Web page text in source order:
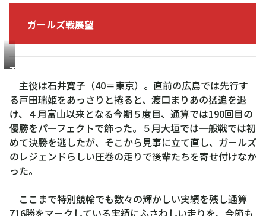
ガールズ戦展望
石
寛
子
主役は石井寛子（40＝東京）。直前の広島では先行す
る戸田瑞姫をあっさりと捲ると、渡口まりあの猛追を退
け、４月富山以来となる今期５度目、通算では190回目の
優勝をパーフェクトで飾った。５月大垣では一般戦では初
めて決勝を逃したが、そこから見事に立て直し、ガールズ
のレジェンドらしい圧巻の走りで後輩たちを寄せ付けなか
った。
ここまで特別競輪でも数々の輝かしい実績を残し通算
716勝をマークしている実績にふさわしい走りを、今節も